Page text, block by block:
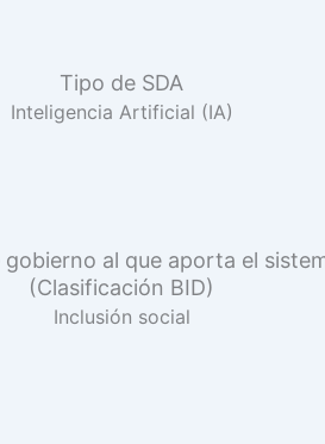
Tipo de SDA
Inteligencia Artificial (IA)
gobierno al que aporta el
(Clasificación BID)
Inclusión social